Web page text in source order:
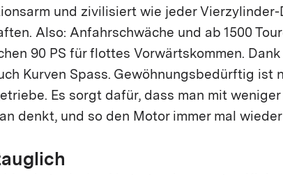
und zivilisiert wie jeder Vierzylinder-
Also: Anfahrschwäche und ab 1500
90 PS für flottes Vorwärtskommen.
Kurven Spass. Gewöhnungsbedürftig ist
Es sorgt dafür, dass man mit weniger
denkt, und so den Motor immer mal